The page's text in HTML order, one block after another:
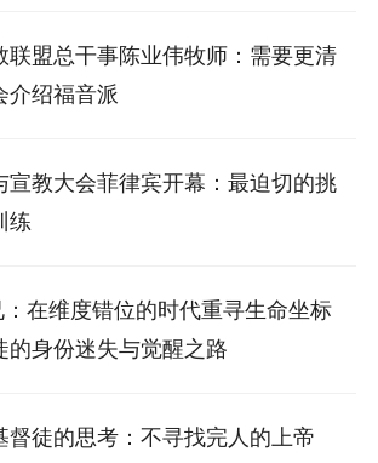
联盟总干事陈业伟牧师：需要更清
介绍福音派
宣教大会菲律宾开幕：最迫切的挑
练
在维度错位的时代重寻生命坐标
身份迷失与觉醒之路
督徒的思考：不寻找完人的上帝